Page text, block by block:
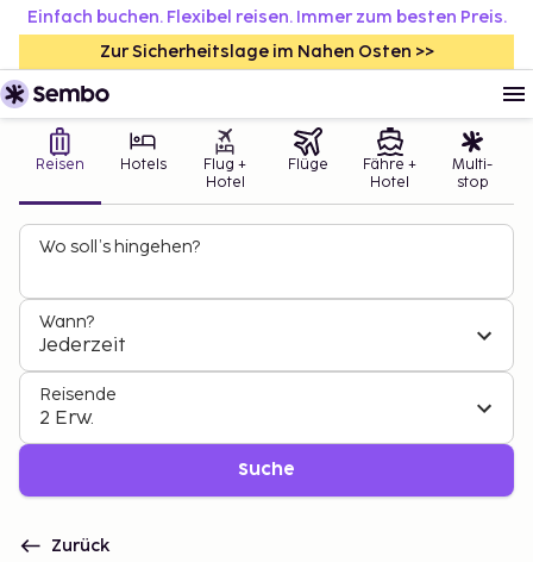
Einfach buchen. Flexibel reisen. Immer zum besten Preis.
Zur Sicherheitslage im Nahen Osten >>
Reisen Hotels
Flug +
Hotel
Flüge
Fähre +
Hotel
Multi-
stop
Wo soll’s hingehen?
Wann?
Jederzeit
Reisende
2 Erw.
Suche
Zurück